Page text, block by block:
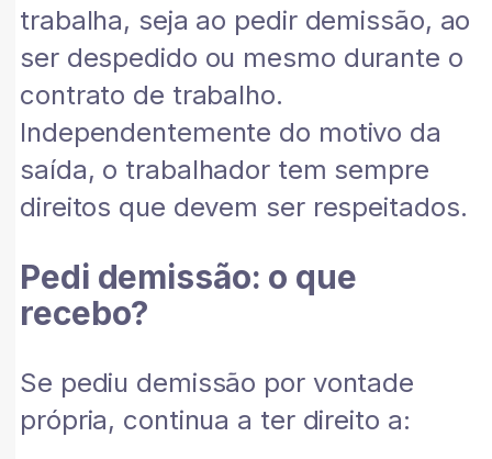
trabalha, seja ao pedir demissão, ao
ser despedido ou mesmo durante o
contrato de trabalho.
Independentemente do motivo da
saída, o trabalhador tem sempre
direitos que devem ser respeitados.
Pedi demissão: o que
recebo?
Se pediu demissão por vontade
própria, continua a ter direito a: